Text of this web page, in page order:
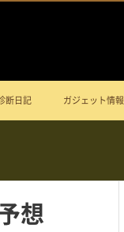
断日記 ガジェット情報
想